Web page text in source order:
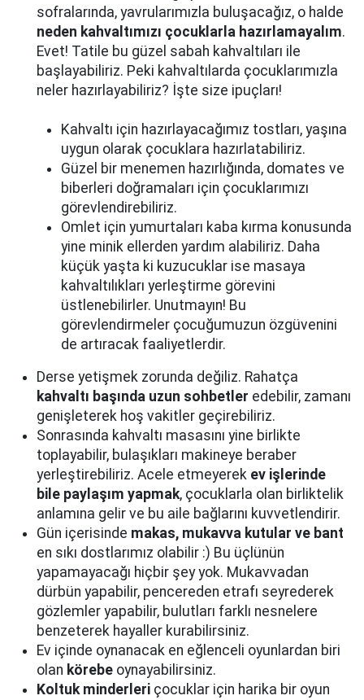
sofralarında, yavrularımızla buluşacağız, o halde
neden kahvaltımızı çocuklarla hazırlamayalım.
Evet! Tatile bu güzel sabah kahvaltıları ile
başlayabiliriz. Peki kahvaltılarda çocuklarımızla
neler hazırlayabiliriz? İşte size ipuçları!
Kahvaltı için hazırlayacağımız tostları, yaşına
uygun olarak çocuklara hazırlatabiliriz.
Güzel bir menemen hazırlığında, domates ve
biberleri doğramaları için çocuklarımızı
görevlendirebiliriz.
Omlet için yumurtaları kaba kırma konusunda
yine minik ellerden yardım alabiliriz. Daha
küçük yaşta ki kuzucuklar ise masaya
kahvaltılıkları yerleştirme görevini
üstlenebilirler. Unutmayın! Bu
görevlendirmeler çocuğumuzun özgüvenini
de artıracak faaliyetlerdir.
Derse yetişmek zorunda değiliz. Rahatça
kahvaltı başında uzun sohbetler edebilir, zamanı
genişleterek hoş vakitler geçirebiliriz.
Sonrasında kahvaltı masasını yine birlikte
toplayabilir, bulaşıkları makineye beraber
yerleştirebiliriz. Acele etmeyerek ev işlerinde
bile paylaşım yapmak, çocuklarla olan birliktelik
anlamına gelir ve bu aile bağlarını kuvvetlendirir.
Gün içerisinde makas, mukavva kutular ve bant
en sıkı dostlarımız olabilir :) Bu üçlünün
yapamayacağı hiçbir şey yok. Mukavvadan
dürbün yapabilir, pencereden etrafı seyrederek
gözlemler yapabilir, bulutları farklı nesnelere
benzeterek hayaller kurabilirsiniz.
Ev içinde oynanacak en eğlenceli oyunlardan biri
olan körebe oynayabilirsiniz.
Koltuk minderleri çocuklar için harika bir oyun